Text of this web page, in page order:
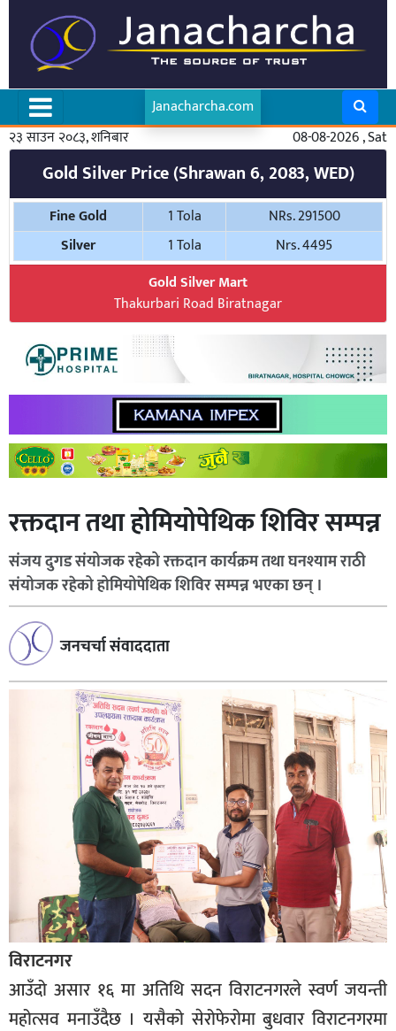
Janacharcha.com
२३ साउन २०८३, शनिबार
08-08-2026 , Sat
Gold Silver Price (Shrawan 6, 2083, WED)
Fine Gold 1 Tola
NRs. 291500
Silver
1 Tola
Nrs. 4495
Gold Silver Mart
Thakurbari Road Biratnagar
रक्तदान तथा होमियोपेथिक शिविर सम्पन्न
संजय दुगड संयोजक रहेको रक्तदान कार्यक्रम तथा घनश्याम राठी
संयोजक रहेको होमियोपेथिक शिविर सम्पन्न भएका छन् ।
जनचर्चा संवाददाता
विराटनगर
आउँदो असार १६ मा अतिथि सदन विराटनगरले स्वर्ण जयन्ती
महोत्सव मनाउँदैछ । यसैको सेरोफेरोमा बुधवार विराटनगरमा